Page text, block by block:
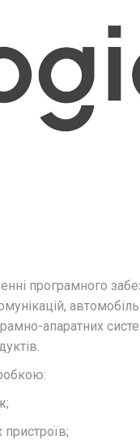
програмного
апаратних
пристроїв;